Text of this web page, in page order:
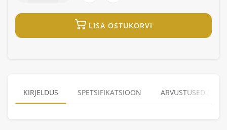
LISA OSTUKORVI
KIRJELDUS SPETSIFIKATSIOON ARVUSTUSED (0)